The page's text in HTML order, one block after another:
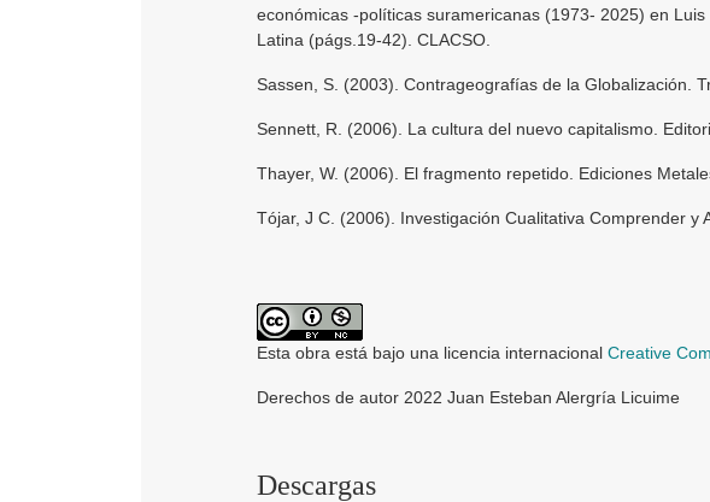
económicas -políticas suramericanas (1973- 2025) en
Latina (págs.19-42). CLACSO.
Sassen, S. (2003). Contrageografías de la Globalización.
Sennett, R. (2006). La cultura del nuevo capitalismo.
Thayer, W. (2006). El fragmento repetido. Ediciones
Tójar, J C. (2006). Investigación Cualitativa Comprender y
Esta obra está bajo una licencia internacional Creative
Derechos de autor 2022 Juan Esteban Alergría Licuime
Descargas